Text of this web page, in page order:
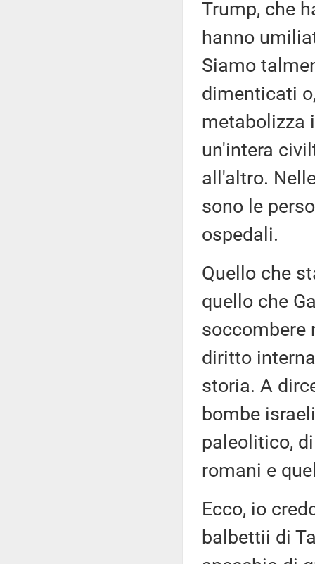
Trump, che
hanno
Siamo
dimenticati
metabolizza
un'intera
all'altro.
sono le
ospedali.
Quello che
quello che
soccombere
diritto
storia. A
bombe
paleolitico,
romani e
Ecco, io
balbettii di